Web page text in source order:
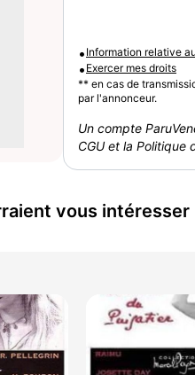
• Information relative
• Exercer mes droits
** en cas de
par l'annonceur.
Un compte
CGU et la Politique
vous intéresser